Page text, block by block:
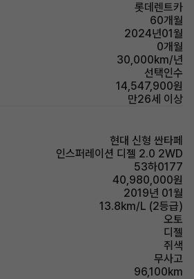
롯데렌트카
60개월
2024년01월
0개월
30,000km/년
선택인수
14,547,900원
만26세 이상
현대 신형 싼타페
인스퍼레이션 디젤 2.0 2WD
53하0177
40,980,000원
2019년 01월
13.8km/L (2등급)
오토
디젤
쥐색
무사고
96,100km